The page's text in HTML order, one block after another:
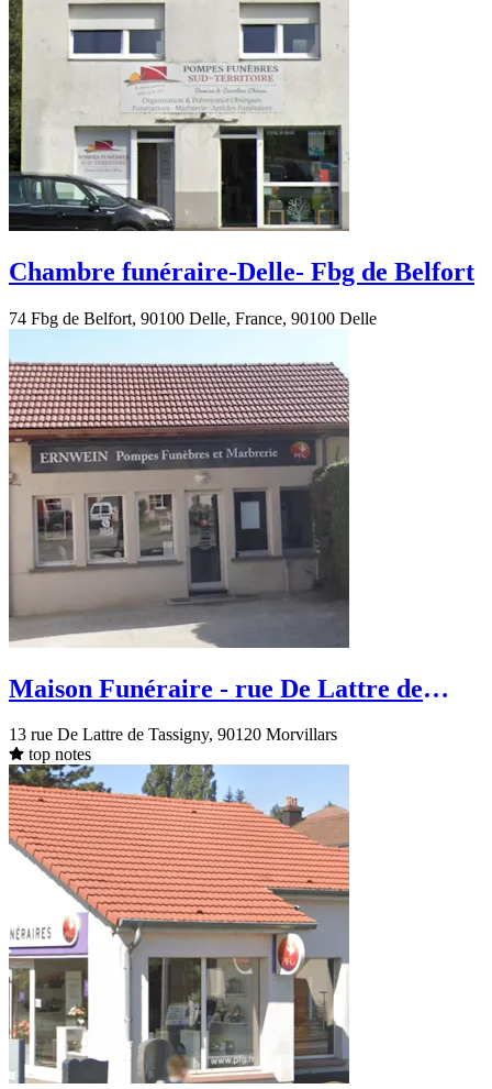
Chambre funéraire-Delle- Fbg de Belfort
74 Fbg de Belfort, 90100 Delle, France, 90100 Delle
Maison Funéraire - rue De Lattre de
13 rue De Lattre de Tassigny, 90120 Morvillars
top notes